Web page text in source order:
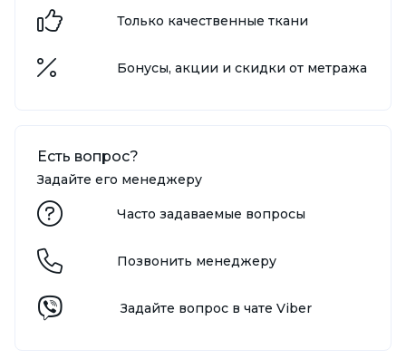
Только качественные ткани
Бонусы, акции и скидки от метража
Есть вопрос?
Задайте его менеджеру
Часто задаваемые вопросы
Позвонить менеджеру
Задайте вопрос в чате Viber